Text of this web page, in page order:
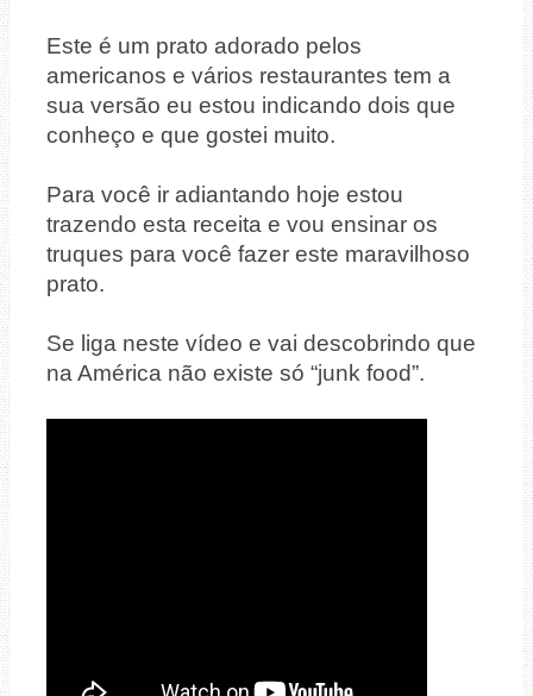
Este é um prato adorado pelos
americanos e vários restaurantes tem a
sua versão eu estou indicando dois que
conheço e que gostei muito.
Para você ir adiantando hoje estou
trazendo esta receita e vou ensinar os
truques para você fazer este maravilhoso
prato.
Se liga neste vídeo e vai descobrindo que
na América não existe só “junk food”.